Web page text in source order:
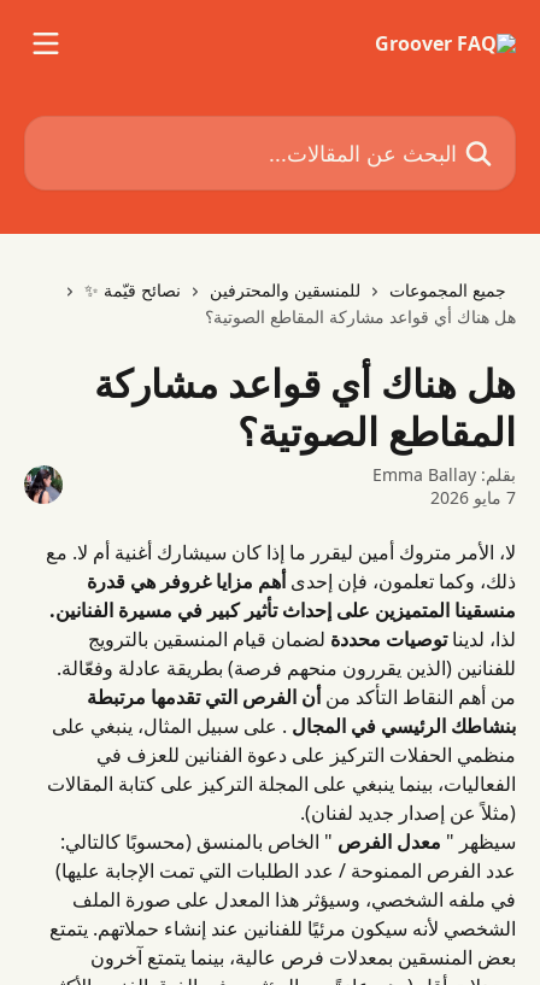
البحث عن المقالات...
جميع المجموعات للمنسقين والمحترفين
نصائح قيّمة ✨
هل هناك أي قواعد مشاركة المقاطع الصوتية؟
هل هناك أي قواعد مشاركة
المقاطع الصوتية؟
بقلم: Emma Ballay
7 مايو 2026
لا، الأمر متروك أمين ليقرر ما إذا كان سيشارك أغنية أم لا. مع
ذلك، وكما تعلمون، فإن إحدى أهم مزايا غروفر هي قدرة
منسقينا المتميزين على إحداث تأثير كبير في مسيرة الفنانين.
لذا، لدينا توصيات محددة لضمان قيام المنسقين بالترويج
للفنانين (الذين يقررون منحهم فرصة) بطريقة عادلة وفعّالة.
من أهم النقاط التأكد من أن الفرص التي تقدمها مرتبطة
بنشاطك الرئيسي في المجال . على سبيل المثال، ينبغي على
منظمي الحفلات التركيز على دعوة الفنانين للعزف في
الفعاليات، بينما ينبغي على المجلة التركيز على كتابة المقالات
(مثلاً عن إصدار جديد لفنان).
سيظهر " معدل الفرص " الخاص بالمنسق (محسوبًا كالتالي:
عدد الفرص الممنوحة / عدد الطلبات التي تمت الإجابة عليها)
في ملفه الشخصي، وسيؤثر هذا المعدل على صورة الملف
الشخصي لأنه سيكون مرئيًا للفنانين عند إنشاء حملاتهم. يتمتع
بعض المنسقين بمعدلات فرص عالية، بينما يتمتع آخرون